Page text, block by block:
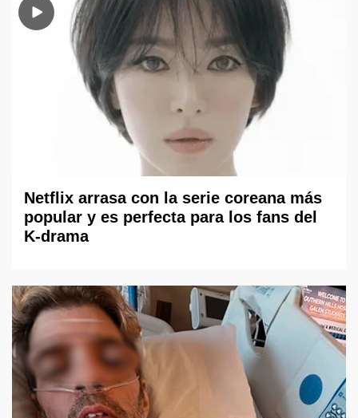
Netflix arrasa con la serie coreana más
popular y es perfecta para los fans del
K-drama